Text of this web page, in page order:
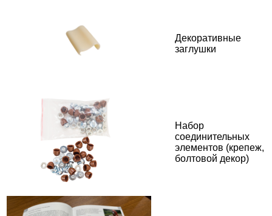
Декоративные
заглушки
Набор
соединительных
элементов (крепеж,
болтовой декор)